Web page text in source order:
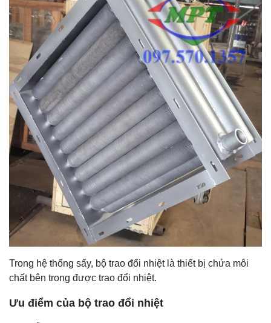
Trong hệ thống sấy, bộ trao đổi nhiệt là thiết bị chứa môi
chất bên trong được trao đổi nhiệt.
Ưu điểm của bộ trao đổi nhiệt